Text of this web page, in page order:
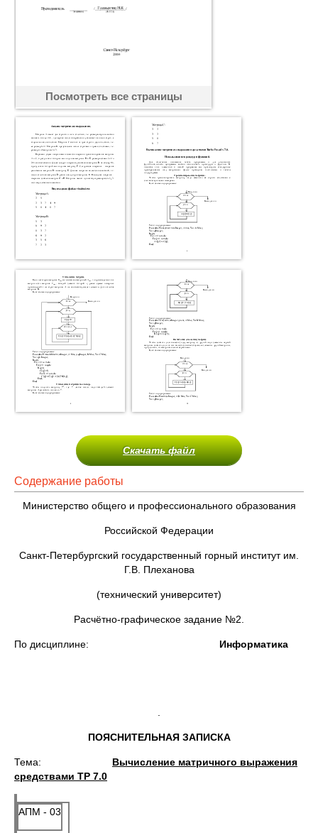
Посмотреть все страницы
Скачать файл
Содержание работы
Министерство общего и профессионального образования
Российской Федерации
Санкт-Петербургский государственный горный институт им.
Г.В. Плеханова
(технический университет)
Расчётно-графическое задание №2.
По дисциплине: Информатика
ПОЯСНИТЕЛЬНАЯ ЗАПИСКА
Тема: Вычисление матричного выражения
средствами TP 7.0
АПМ - 03